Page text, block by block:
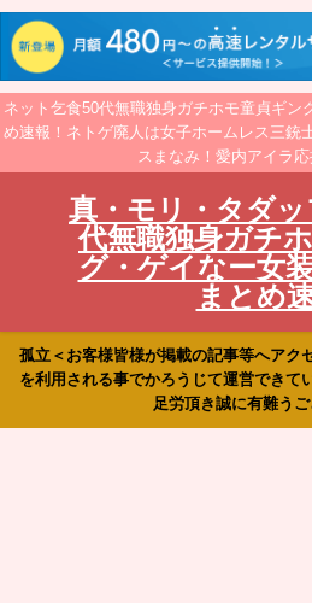
ネット乞食50代無職独身ガチホモ童貞ギン
め速報！ネトゲ廃人は女子ホームレス三銃
スまなみ！愛内アイラ応
真・モリ・タダ
代無職独身ガチ
グ・ゲイなー女
まとめ
孤立＜お客様皆様が掲載の記事等へアク
を利用される事でかろうじて運営できて
足労頂き誠に有難うご